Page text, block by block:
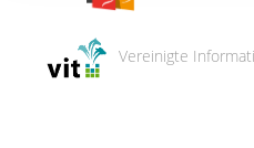
Vereinigte